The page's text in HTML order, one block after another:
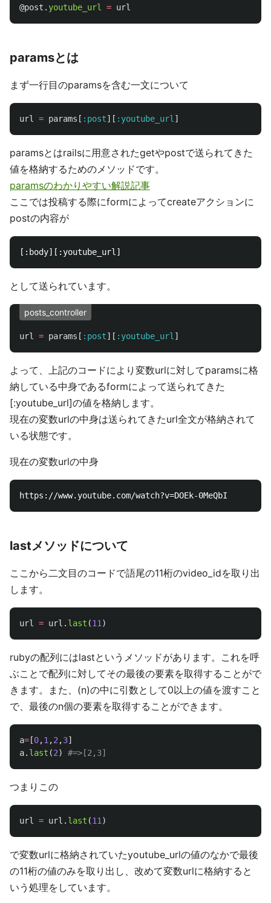
@post . youtube_url = url
paramsとは
まず一行目のparamsを含む一文について
url = params [ :post][ :youtube_url]
paramsとはrailsに用意されたgetやpostで送られてきた
値を格納するためのメソッドです。
paramsのわかりやすい解説記事
ここでは投稿する際にformによってcreateアクションに
postの内容が
として送られています。
posts_controller
url = params [ :post][ :youtube_url]
よって、上記のコードにより変数urlに対してparamsに格
納している中身であるformによって送られてきた
[:youtube_url]の値を格納します。
現在の変数urlの中身は送られてきたurl全文が格納されて
いる状態です。
現在の変数urlの中身
lastメソッドについて
ここから二文目のコードで語尾の11桁のvideo_idを取り出
します。
url = url . last (11)
rubyの配列にはlastというメソッドがあります。これを呼
ぶことで配列に対してその最後の要素を取得することがで
きます。また、(n)の中に引数として0以上の値を渡すこと
で、最後のn個の要素を取得することができます。
a= [0,1,2,3]
a. last (2) #=>[2,3]
つまりこの
url = url . last (11)
で変数urlに格納されていたyoutube_urlの値のなかで最後
の11桁の値のみを取り出し、改めて変数urlに格納すると
いう処理をしています。